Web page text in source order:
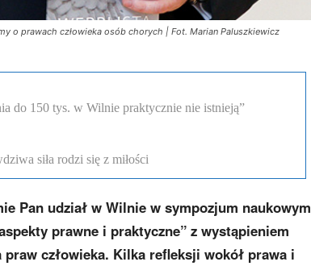
o prawach człowieka osób chorych | Fot. Marian Paluszkiewicz
do 150 tys. w Wilnie praktycznie nie istnieją”
siła rodzi się z miłości
Pan udział w Wilnie w sympozjum naukowym
prawne i praktyczne” z wystąpieniem
człowieka. Kilka refleksji wokół prawa i